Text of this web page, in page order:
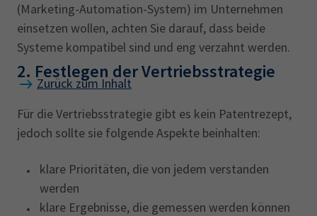
(Marketing-Automation-System) im Unternehmen
einsetzen wollen, achten Sie darauf, dass beide
Systeme kompatibel sind und eng verzahnt werden.
Zurück zum Inhalt
2. Festlegen der Vertriebsstrategie
Für die Vertriebsstrategie gibt es kein Patentrezept,
jedoch sollte sie folgende Aspekte beinhalten:
klare Prioritäten, die von jedem verstanden
werden
klare Ergebnisse, die gemessen werden können